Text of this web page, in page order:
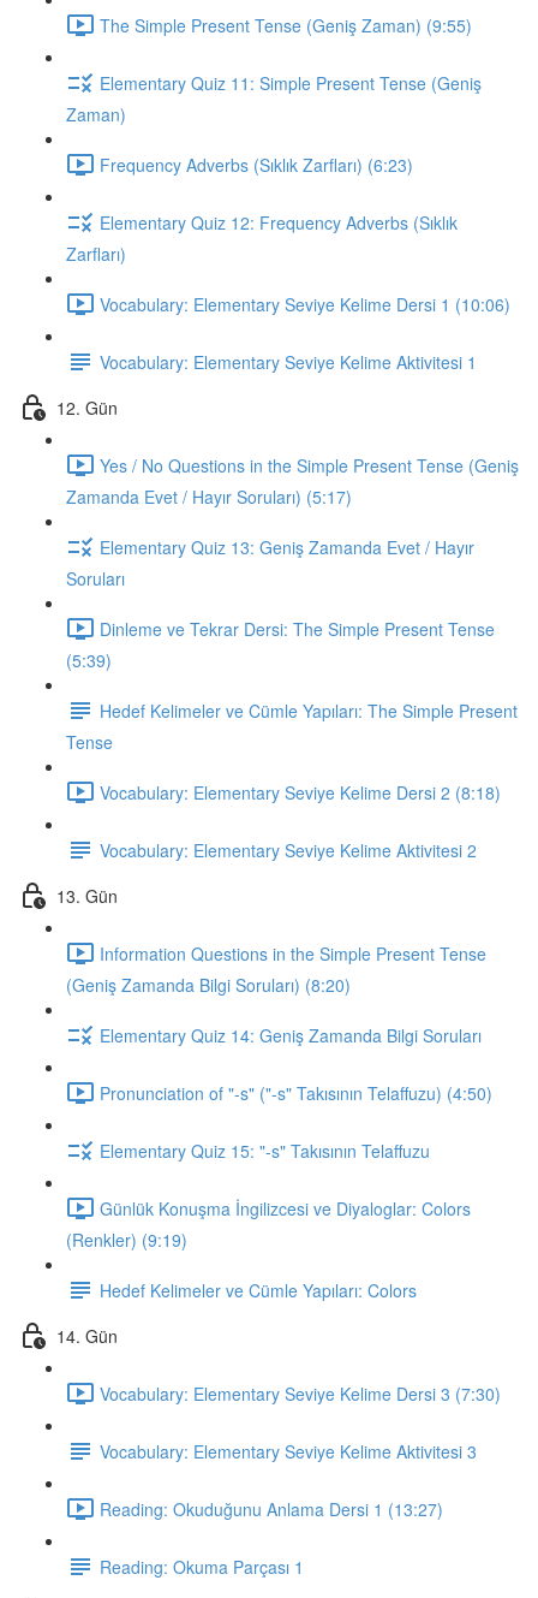
The Simple Present Tense (Geniş Zaman) (9:55)
Elementary Quiz 11: Simple Present Tense (Geniş
Zaman)
Frequency Adverbs (Sıklık Zarfları) (6:23)
Elementary Quiz 12: Frequency Adverbs (Sıklık
Zarfları)
Vocabulary: Elementary Seviye Kelime Dersi 1 (10:06)
Vocabulary: Elementary Seviye Kelime Aktivitesi 1
12. Gün
Yes / No Questions in the Simple Present Tense (Geniş
Zamanda Evet / Hayır Soruları) (5:17)
Elementary Quiz 13: Geniş Zamanda Evet / Hayır
Soruları
Dinleme ve Tekrar Dersi: The Simple Present Tense
(5:39)
Hedef Kelimeler ve Cümle Yapıları: The Simple Present
Tense
Vocabulary: Elementary Seviye Kelime Dersi 2 (8:18)
Vocabulary: Elementary Seviye Kelime Aktivitesi 2
13. Gün
Information Questions in the Simple Present Tense
(Geniş Zamanda Bilgi Soruları) (8:20)
Elementary Quiz 14: Geniş Zamanda Bilgi Soruları
Pronunciation of "-s" ("-s" Takısının Telaffuzu) (4:50)
Elementary Quiz 15: "-s" Takısının Telaffuzu
Günlük Konuşma İngilizcesi ve Diyaloglar: Colors
(Renkler) (9:19)
Hedef Kelimeler ve Cümle Yapıları: Colors
14. Gün
Vocabulary: Elementary Seviye Kelime Dersi 3 (7:30)
Vocabulary: Elementary Seviye Kelime Aktivitesi 3
Reading: Okuduğunu Anlama Dersi 1 (13:27)
Reading: Okuma Parçası 1